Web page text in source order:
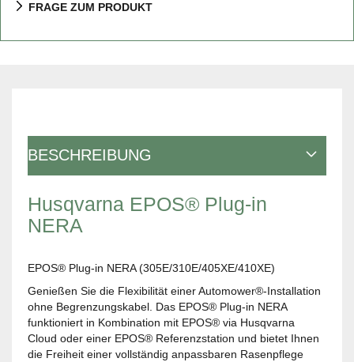
FRAGE ZUM PRODUKT
BESCHREIBUNG
Husqvarna EPOS® Plug-in
NERA
EPOS® Plug-in NERA (305E/310E/405XE/410XE)
Genießen Sie die Flexibilität einer Automower®-Installation
ohne Begrenzungskabel. Das EPOS® Plug-in NERA
funktioniert in Kombination mit EPOS® via Husqvarna
Cloud oder einer EPOS® Referenzstation und bietet Ihnen
die Freiheit einer vollständig anpassbaren Rasenpflege